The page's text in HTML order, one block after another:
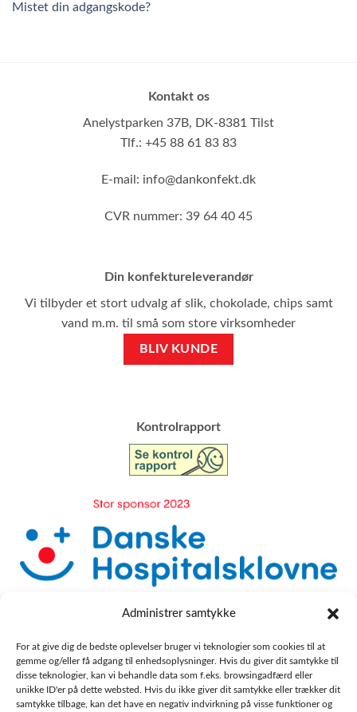
Administrer samtykke
For at give dig de bedste oplevelser bruger vi teknologier som cookies til at
gemme og/eller få adgang til enhedsoplysninger. Hvis du giver dit samtykke til
disse teknologier, kan vi behandle data som f.eks. browsingadfærd eller
unikke ID'er på dette websted. Hvis du ikke giver dit samtykke eller trækker dit
samtykke tilbage, kan det have en negativ indvirkning på visse funktioner og
Mistet din adgangskode?
Kontakt os
Anelystparken 37B, DK-8381 Tilst
Tlf.: +45 88 61 83 83
E-mail: info@dankonfekt.dk
CVR nummer: 39 64 40 45
Din konfektureleverandør
Vi tilbyder et stort udvalg af slik, chokolade, chips samt
vand m.m. til små som store virksomheder
BLIV KUNDE
​Kontrolrapport